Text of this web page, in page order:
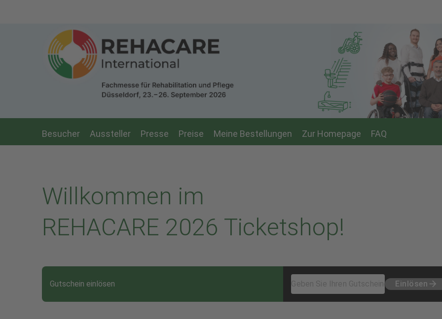
Besucher Aussteller Presse Preise Meine Bestellungen Zur Homepage FAQ
Willkommen im
REHACARE 2026 Ticketshop!
Gutschein einlösen Einlösen